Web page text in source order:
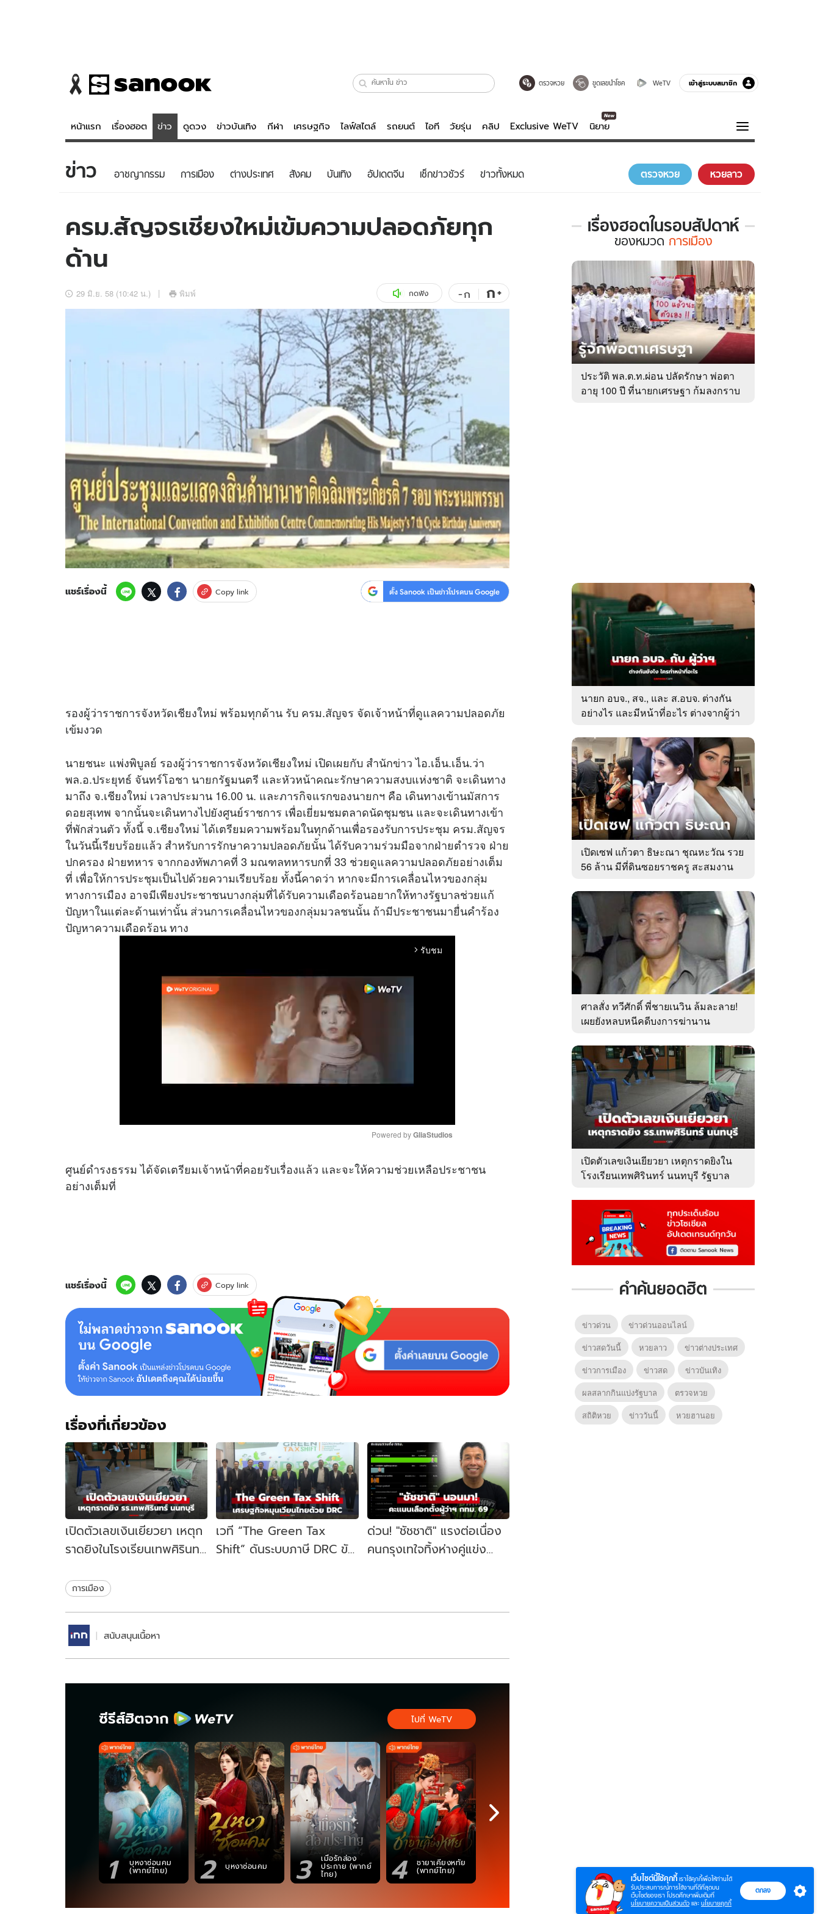
ตรวจหวย ขูดเลขนำโชค WeTV เข้าสู่ระบบสมาชิก
หน้าแรก เรื่องฮอต ข่าว ดูดวง ข่าวบันเทิง กีฬา เศรษฐกิจ ไลฟ์สไตล์ รถยนต์ ไอที วัยรุ่น คลิป Exclusive WeTV นิยาย
ข่าว
ข่าวบันเทิง
ข่าวกีฬา
ข่าวเศรษฐกิจ
อัปเดตจีน
เช็กข่าวชัวร์
ดูดวง - ตรวจหวย
สถิติหวยไทย
ไลฟ์สไตล์
วัยรุ่น
สุขภาพ
เที่ยว-กิน
Tasteful Thailand
Sanook Choice
บันเทิงครบรส
ดูทีวี
WeTV
ความรู้รอบตัว
ฮาวทู
ติดตามสนุกโซเชียลได้ที่
สงวนลิขสิทธิ์ © บริษัท อิมเมจ ฟิวเจอร์ (ประเทศไทย) จำกัด
ข่าว อาชญากรรม การเมือง ต่างประเทศ สังคม บันเทิง อัปเดตจีน เช็กข่าวชัวร์ ข่าวทั้งหมด ตรวจหวย หวยลาว
ครม.สัญจรเชียงใหม่เข้มความปลอดภัยทุก
ด้าน
29 มิ.ย. 58 (10:42 น.) พิมพ์ กดฟัง -ก ก+
แชร์เรื่องนี้ Copy link ตั้ง Sanook เป็นข่าวโปรดบน Google
รองผู้ว่าราชการจังหวัดเชียงใหม่ พร้อมทุกด้าน รับ ครม.สัญจร จัดเจ้าหน้าที่ดูแลความปลอดภัย
เข้มงวด
นายชนะ แพ่งพิบูลย์ รองผู้ว่าราชการจังหวัดเชียงใหม่ เปิดเผยกับ สำนักข่าวไอ.เอ็น.เอ็น.ว่า
พล.อ.ประยุทธ์ จันทร์โอชา นายกรัฐมนตรี และหัวหน้าคณะรักษาความสงบแห่งชาติ จะเดินทาง
มาถึง จ.เชียงใหม่ เวลาประมาน 16.00 น. และภารกิจแรกของนายกฯ คือ เดินทางเข้านมัสการ
ดอยสุเทพ จากนั้นจะเดินทางไปยังศูนย์ราชการ เพื่อเยี่ยมชมตลาดนัดชุมชน และจะเดินทางเข้า
ที่พักส่วนตัว ทั้งนี้ จ.เชียงใหม่ ได้เตรียมความพร้อมในทุกด้านเพื่อรองรับการประชุม ครม.สัญจร
ในวันนี้เรียบร้อยแล้ว สำหรับการรักษาความปลอดภัยนั้น ได้รับความร่วมมือจากฝ่ายตำรวจ ฝ่าย
ปกครอง ฝ่ายทหาร จากกองทัพภาคที่ 3 มณฑลทหารบกที่ 33 ช่วยดูแลความปลอดภัยอย่างเต็ม
ที่ เพื่อให้การประชุมเป็นไปด้วยความเรียบร้อย ทั้งนี้คาดว่า หากจะมีการเคลื่อนไหวของกลุ่ม
ทางการเมือง อาจมีเพียงประชาชนบางกลุ่มที่ได้รับความเดือดร้อนอยากให้ทางรัฐบาลช่วยแก้
ปัญหาในแต่ละด้านเท่านั้น ส่วนการเคลื่อนไหวของกลุ่มมวลชนนั้น ถ้ามีประชาชนมายื่นคำร้อง
ปัญหาความเดือดร้อน ทาง
arrow_forward_ios รับชม
M
Powered by GliaStudios
ศูนย์ดำรงธรรม ได้จัดเตรียมเจ้าหน้าที่คอยรับเรื่องแล้ว และจะให้ความช่วยเหลือประชาชน
อย่างเต็มที่
แชร์เรื่องนี้ Copy link
เรื่องที่เกี่ยวข้อง
เปิดตัวเลขเงินเยียวยา เหตุก
ราดยิงในโรงเรียนเทพศิรินทร์
เวที “The Green Tax
Shift” ดันระบบภาษี DRC ขับ
ด่วน! "ชัชชาติ" แรงต่อเนื่อง
คนกรุงเทใจทิ้งห่างคู่แข่ง
การเมือง
สนับสนุนเนื้อหา
ซีรีส์ฮิตจาก
1 บุหงาซ่อนคม
(พากย์ไทย) 2 บุหงาซ่อนคม 3 เมื่อรักส่อง
ประกาย (พากย์
ไทย) 4 ชายาเคียงหทัย
(พากย์ไทย) 5 6 พบเธอ (พากย์
ไทย) 7 (Uncut Ver.) 8 (พาก
ไปที่ WeTV
เรื่องฮอตในรอบสัปดาห์
เรื่อง
ใน
สัปดาห์
ของ
หมวด
การเมือง
ของหมวด การเมือง
ประวัติ พล.ต.ท.ผ่อน ปลัดรักษา พ่อตา
อายุ 100 ปี ที่นายกเศรษฐา ก้มลงกราบ
นายก อบจ., สจ., และ ส.อบจ. ต่างกัน
อย่างไร และมีหน้าที่อะไร ต่างจากผู้ว่า
เปิดเซฟ แก้วตา ธิษะณา ชุณหะวัณ รวย
56 ล้าน มีที่ดินซอยราชครู สะสมงาน
ศาลสั่ง ทวีศักดิ์ พี่ชายเนวิน ล้มละลาย!
เผยยังหลบหนีคดีบงการฆ่านาน
เปิดตัวเลขเงินเยียวยา เหตุกราดยิงใน
โรงเรียนเทพศิรินทร์ นนทบุรี รัฐบาล
คำค้นยอดฮิต
ข่าวด่วน
ข่าวด่วนออนไลน์
ข่าวสดวันนี้
หวยลาว
ข่าวต่างประเทศ
ข่าวการเมือง
ข่าวสด
ข่าวบันเทิง
ผลสลากกินแบ่งรัฐบาล
ตรวจหวย
สถิติหวย
ข่าววันนี้ หวยฮานอย
เว็บไซต์นี้ใช้คุกกี้ เราใช้คุกกี้เพื่อให้ท่านได้
รับประสบการณ์การใช้งานที่ดีที่สุดบน
เว็บไซต์ของเรา โปรดศึกษาเพิ่มเติมที่
นโยบายความเป็นส่วนตัว และ นโยบายคุกกี้
ตกลง